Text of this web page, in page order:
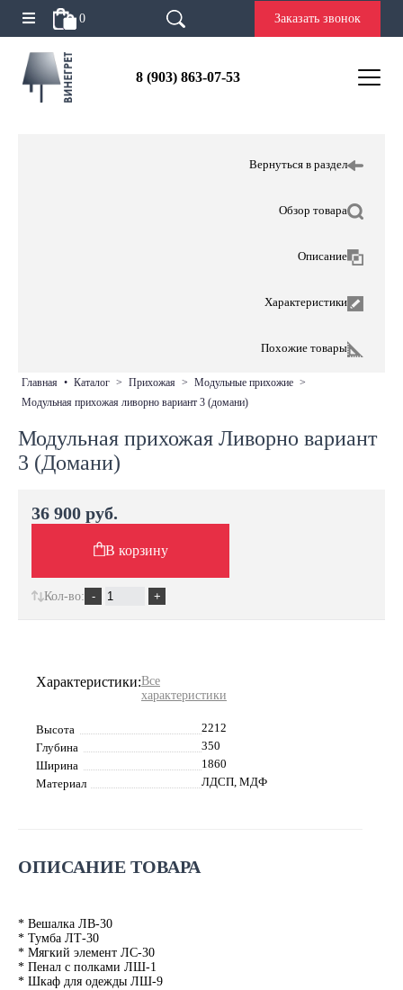
0 Заказать звонок
8 (903) 863-07-53
Вернуться в раздел
Обзор товара
Описание
Характеристики
Похожие товары
главная • каталог > прихожая > модульные прихожие >
модульная прихожая ливорно вариант 3 (домани)
Модульная прихожая Ливорно вариант
3 (Домани)
Характеристики:Все
характеристики
Высота
2212
Глубина
350
Ширина
1860
Материал
ЛДСП, МДФ
ОПИСАНИЕ ТОВАРА
* Вешалка ЛВ-30
* Тумба ЛТ-30
* Мягкий элемент ЛС-30
* Пенал с полками ЛШ-1
* Шкаф для одежды ЛШ-9
36 900 руб.
В корзину
Кол-во: